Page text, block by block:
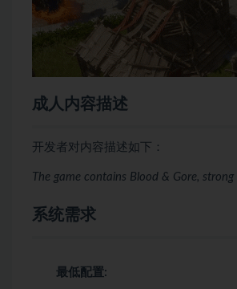
成人内容描述
开发者对内容描述如下：
The game contains Blood & Gore,
系统需求
最低配置: